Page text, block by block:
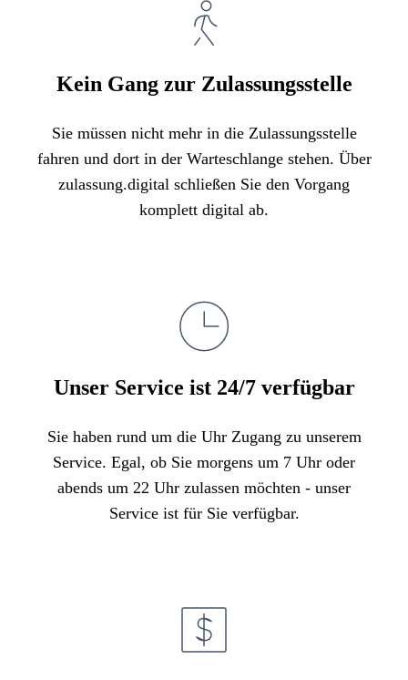
Kein Gang zur Zulassungsstelle
Sie müssen nicht mehr in die Zulassungsstelle
fahren und dort in der Warteschlange stehen. Über
zulassung.digital schließen Sie den Vorgang
komplett digital ab.
Unser Service ist 24/7 verfügbar
Sie haben rund um die Uhr Zugang zu unserem
Service. Egal, ob Sie morgens um 7 Uhr oder
abends um 22 Uhr zulassen möchten - unser
Service ist für Sie verfügbar.